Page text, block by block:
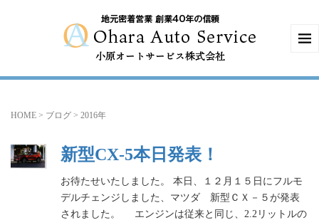
HOME > ブログ > 2016年
新型CX-5本日発表！
お待たせいたしました。 本日、１２月１５日にフルモ
デルチェンジしました、マツダ 新型ＣＸ－５が発表
されました。 エンジンは従来と同じ、2.2リットルの